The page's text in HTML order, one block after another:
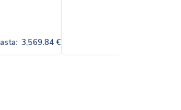
Valor de subasta: